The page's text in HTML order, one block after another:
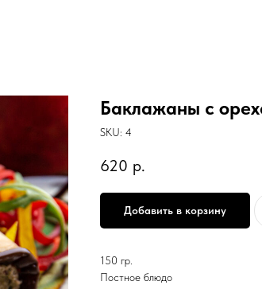
Баклажаны с
SKU: 4
620 р.
Добавить в корзину
150 гр.
Постное блюдо